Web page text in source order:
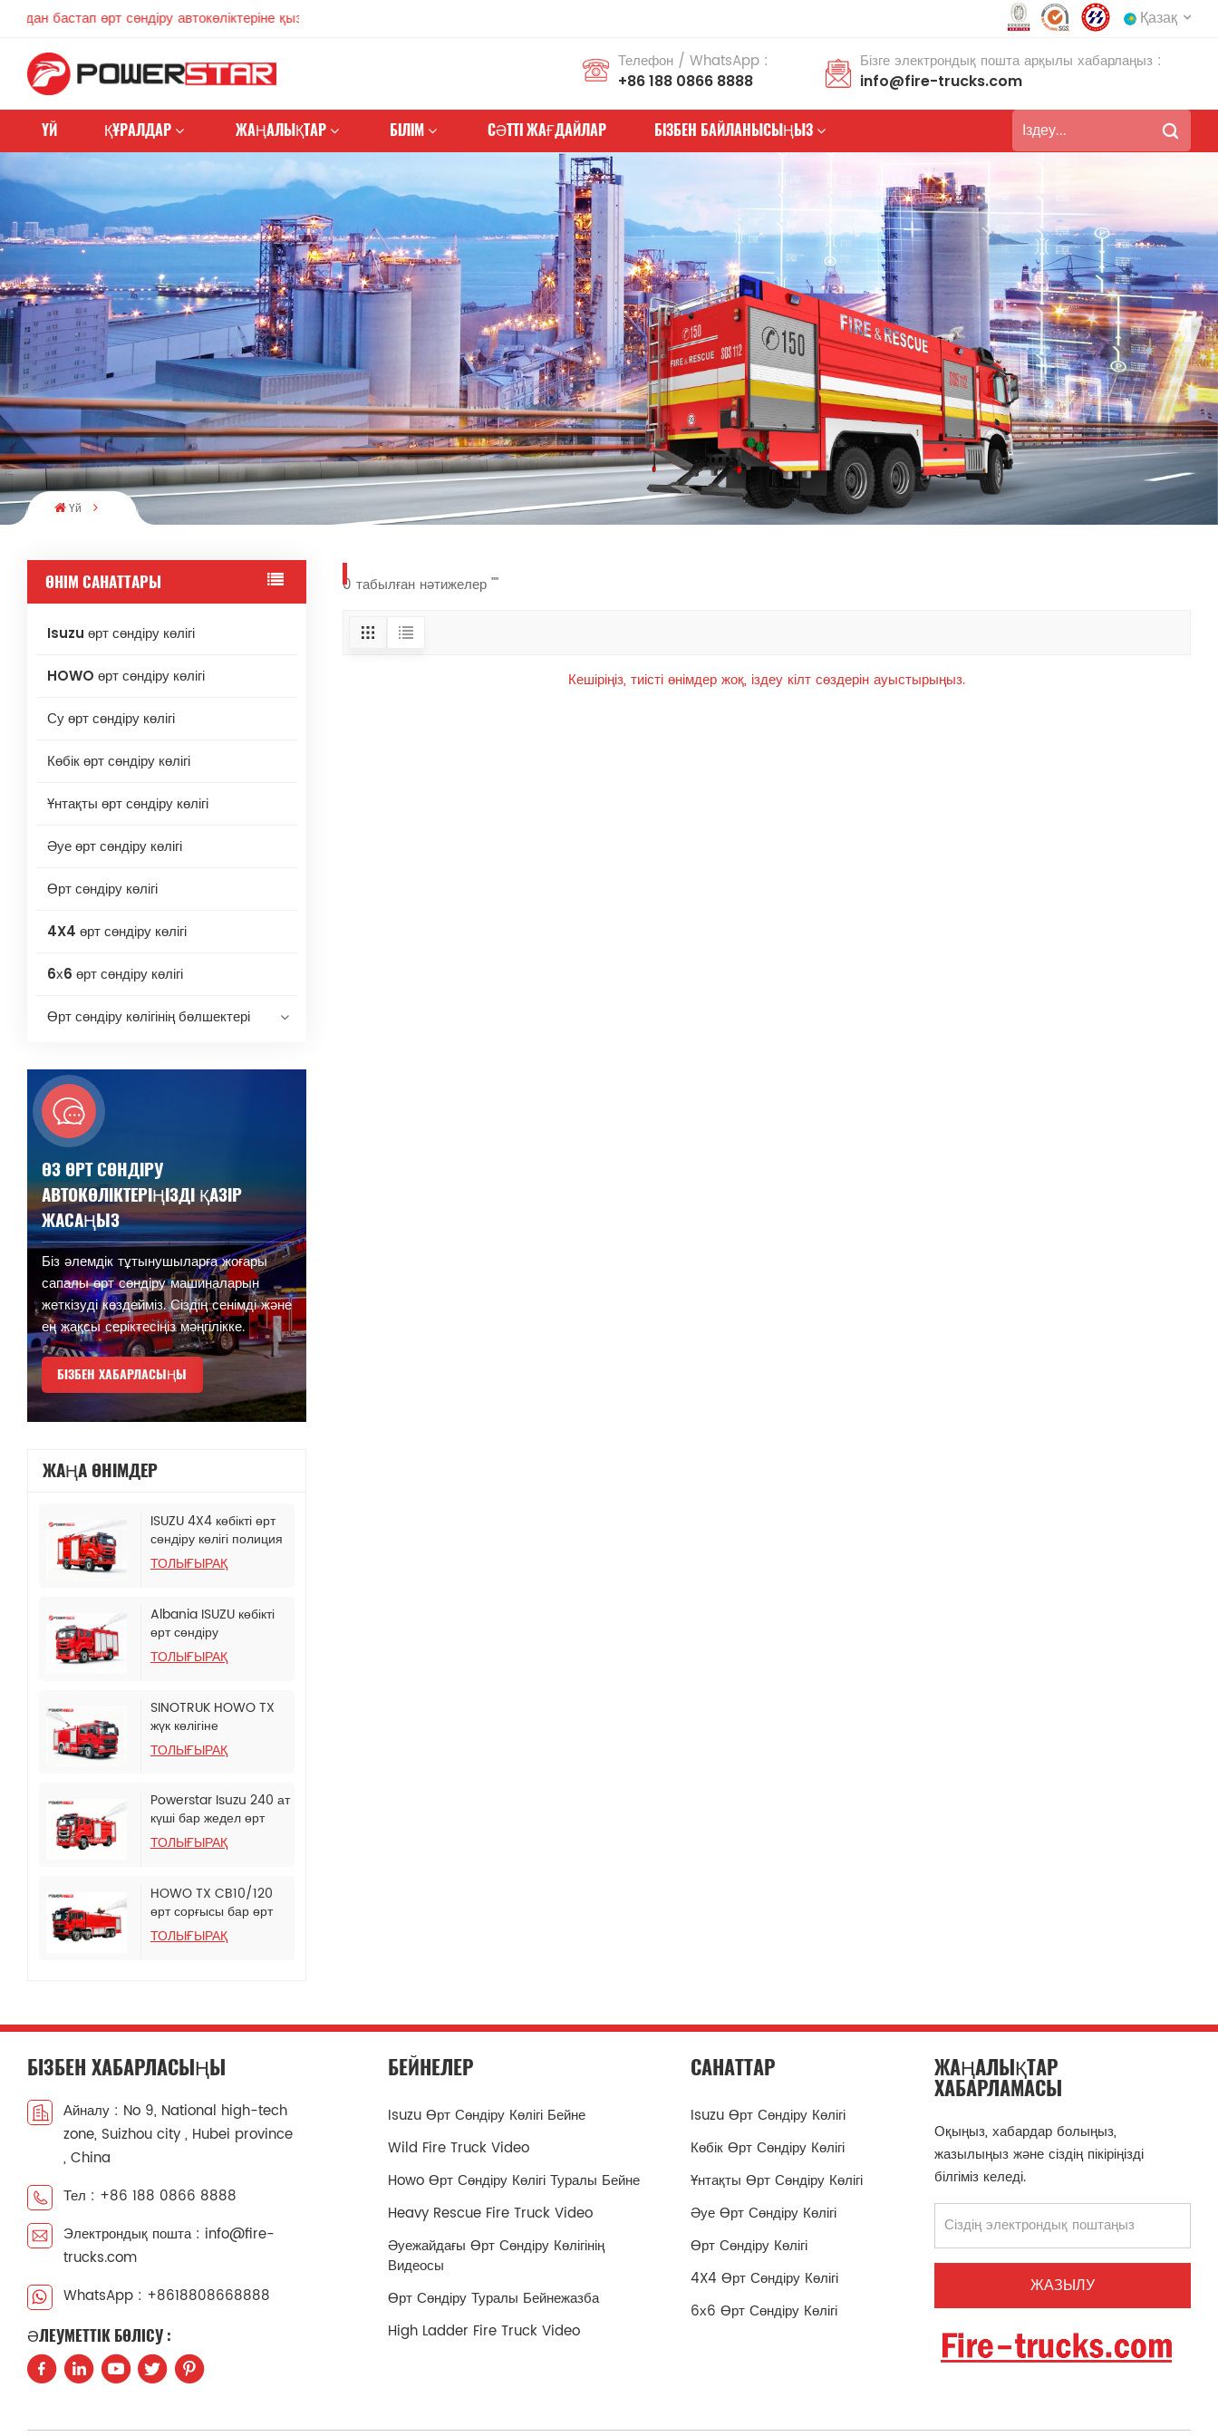
өрт сөндіру автокөліктеріне қызмет көрсетуге берілген Қазақ
Deutsch
português Nederlands
العربية 日本語
한국의 Türkçe
Melayu ไทย
Tiếng Việt Indonesia
中文 қазақ
Filipino
Телефон / WhatsApp :
+86 188 0866 8888
Бізге электрондық пошта арқылы хабарлаңыз :
info@fire-trucks.com
ҮЙ ҚҰРАЛДАР ЖАҢАЛЫҚТАР БІЛІМ СӘТТІ ЖАҒДАЙЛАР БІЗБЕН БАЙЛАНЫСЫҢЫЗ
Үй
ӨНІМ САНАТТАРЫ
Isuzu өрт сөндіру көлігі
HOWO өрт сөндіру көлігі
Су өрт сөндіру көлігі
Көбік өрт сөндіру көлігі
Ұнтақты өрт сөндіру көлігі
Әуе өрт сөндіру көлігі
Өрт сөндіру көлігі
4X4 өрт сөндіру көлігі
6х6 өрт сөндіру көлігі
Өрт сөндіру көлігінің бөлшектері
ӨЗ ӨРТ СӨНДІРУ
АВТОКӨЛІКТЕРІҢІЗДІ ҚАЗІР
ЖАСАҢЫЗ
Біз әлемдік тұтынушыларға жоғары
сапалы өрт сөндіру машиналарын
жеткізуді көздейміз. Сіздің сенімді және
ең жақсы серіктесіңіз мәңгілікке.
БІЗБЕН ХАБАРЛАСЫҢЫ
ЖАҢА ӨНІМДЕР
ISUZU 4X4 көбікті өрт
сөндіру көлігі полиция
басқармасына
арналған
ТОЛЫҒЫРАҚ
Albania ISUZU көбікті
өрт сөндіру
цистернасы бар жүк
көлігі
ТОЛЫҒЫРАҚ
SINOTRUK HOWO TX
жүк көлігіне
орнатылған көбікті өрт
сөндіру цистернасы
ТОЛЫҒЫРАҚ
Powerstar Isuzu 240 ат
күші бар жедел өрт
сорғы көлігі
ТОЛЫҒЫРАҚ
HOWO TX CB10/120
өрт сорғысы бар өрт
сөндіру
автоцистернасы
ТОЛЫҒЫРАҚ
0 табылған нәтижелер ""
Кешіріңіз, тиісті өнімдер жоқ, іздеу кілт сөздерін ауыстырыңыз.
БІЗБЕН ХАБАРЛАСЫҢЫ
Айналу : No 9, National high-tech
zone, Suizhou city , Hubei province
, China
Тел : +86 188 0866 8888
Электрондық пошта : info@fire-
trucks.com
WhatsApp : +8618808668888
ӘЛЕУМЕТТІК БӨЛІСУ :
БЕЙНЕЛЕР
Isuzu Өрт Сөндіру Көлігі Бейне
Wild Fire Truck Video
Howo Өрт Сөндіру Көлігі Туралы Бейне
Heavy Rescue Fire Truck Video
Әуежайдағы Өрт Сөндіру Көлігінің
Видеосы
Өрт Сөндіру Туралы Бейнежазба
High Ladder Fire Truck Video
САНАТТАР
Isuzu Өрт Сөндіру Көлігі
Көбік Өрт Сөндіру Көлігі
Ұнтақты Өрт Сөндіру Көлігі
Әуе Өрт Сөндіру Көлігі
Өрт Сөндіру Көлігі
4X4 Өрт Сөндіру Көлігі
6х6 Өрт Сөндіру Көлігі
ЖАҢАЛЫҚТАР
ХАБАРЛАМАСЫ
Оқыңыз, хабардар болыңыз,
жазылыңыз және сіздің пікіріңізді
білгіміз келеді.